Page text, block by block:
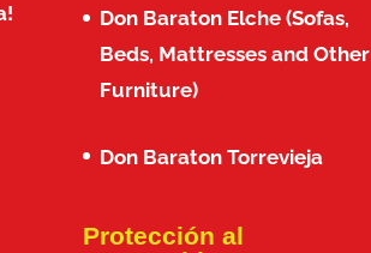
Don Baraton Elche (Sofas,
Beds, Mattresses and Other
Furniture)
Don Baraton Torrevieja
Protección al